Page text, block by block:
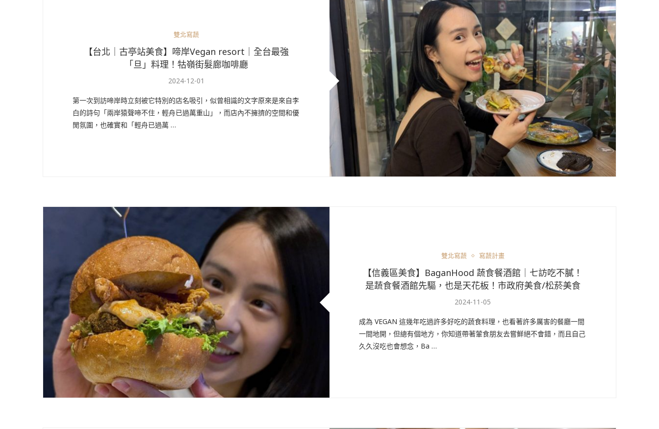
雙北寫蔬
【台北｜古亭站美食】啼岸Vegan resort｜全台最強
「旦」料理！牯嶺街髮廊咖啡廳
2024-12-01
第一次到訪啼岸時立刻被它特別的店名吸引，似曾相識的文字原來是來自李
白的詩句「兩岸猿聲啼不住，輕舟已過萬重山」，而店內不擁擠的空間和優
閒氛圍，也確實和「輕舟已過萬 …
雙北寫蔬 寫蔬計畫
【信義區美食】BaganHood 蔬食餐酒館｜七訪吃不膩！
是蔬食餐酒館先驅，也是天花板！市政府美食/松菸美食
2024-11-05
成為 VEGAN 這幾年吃過許多好吃的蔬食料理，也看著許多厲害的餐廳一間
一間地開，但總有個地方，你知道帶著葷食朋友去嘗鮮絕不會錯，而且自己
久久沒吃也會想念，Ba …